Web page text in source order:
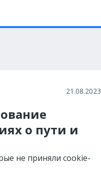
21.08.2023
о пути и
не приняли cookie-